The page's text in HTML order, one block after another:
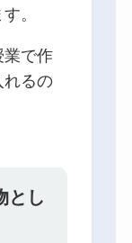
。
業で作
れるの
とし